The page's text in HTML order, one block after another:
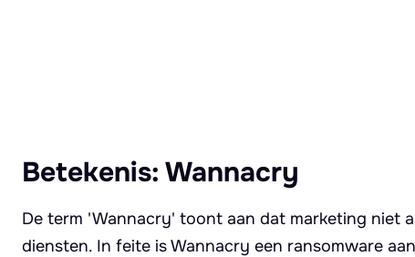
Betekenis: Wannacry
De term 'Wannacry' toont aan dat marketing niet
diensten. In feite is Wannacry een ransomware